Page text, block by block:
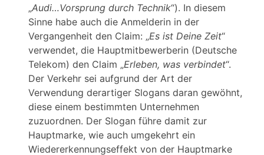
„Audi…Vorsprung durch Technik“). In diesem
Sinne habe auch die Anmelderin in der
Vergangenheit den Claim: „Es ist Deine Zeit“
verwendet, die Hauptmitbewerberin (Deutsche
Telekom) den Claim „Erleben, was verbindet“.
Der Verkehr sei aufgrund der Art der
Verwendung derartiger Slogans daran gewöhnt,
diese einem bestimmten Unternehmen
zuzuordnen. Der Slogan führe damit zur
Hauptmarke, wie auch umgekehrt ein
Wiedererkennungseffekt von der Hauptmarke